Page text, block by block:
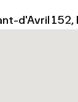
d'Avril 152,